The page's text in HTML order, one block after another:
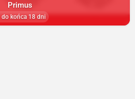
Primus
do końca 18 dni